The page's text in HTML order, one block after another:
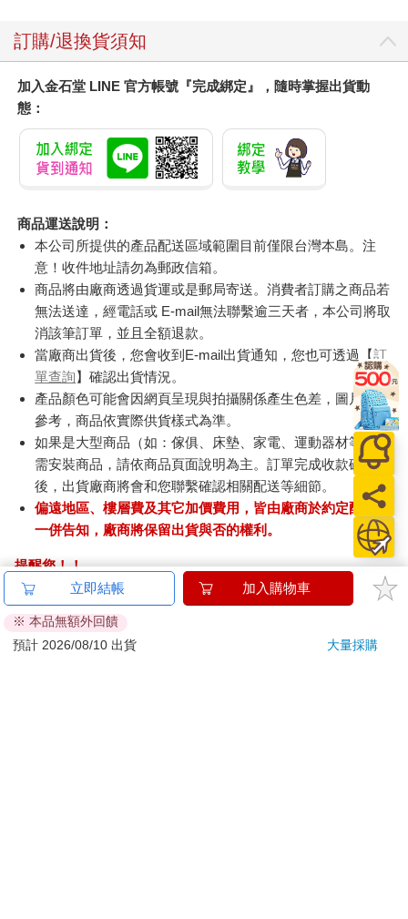
訂購/退換貨須知
加入金石堂 LINE 官方帳號『完成綁定』，隨時掌握出貨動
態：
商品運送說明：
本公司所提供的產品配送區域範圍目前僅限台灣本島。注
意！收件地址請勿為郵政信箱。
商品將由廠商透過貨運或是郵局寄送。消費者訂購之商品若
無法送達，經電話或 E-mail無法聯繫逾三天者，本公司將取
消該筆訂單，並且全額退款。
當廠商出貨後，您會收到E-mail出貨通知，您也可透過【訂
單查詢】確認出貨情況。
產品顏色可能會因網頁呈現與拍攝關係產生色差，圖片僅供
參考，商品依實際供貨樣式為準。
如果是大型商品（如：傢俱、床墊、家電、運動器材等）及
需安裝商品，請依商品頁面說明為主。訂單完成收款確認
後，出貨廠商將會和您聯繫確認相關配送等細節。
偏遠地區、樓層費及其它加價費用，皆由廠商於約定配送時
一併告知，廠商將保留出貨與否的權利。
提醒您！！
金石堂及銀行均不會請您操作ATM! 如接獲電話要求您前往
ATM提款機，請不要聽從指示，以免受騙上當！
退換貨須知：
立即結帳 加入購物車
※ 本品無額外回饋
預計 2026/08/10 出貨
大量採購